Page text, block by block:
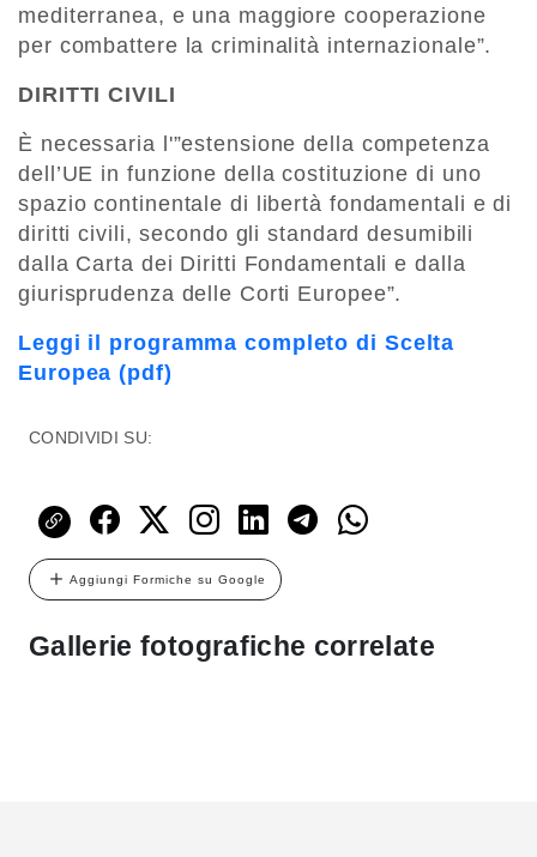
mediterranea, e una maggiore cooperazione
per combattere la criminalità internazionale”.
DIRITTI CIVILI
È necessaria l'”estensione della competenza
dell’UE in funzione della costituzione di uno
spazio continentale di libertà fondamentali e di
diritti civili, secondo gli standard desumibili
dalla Carta dei Diritti Fondamentali e dalla
giurisprudenza delle Corti Europee”.
Leggi il programma completo di Scelta
Europea (pdf)
CONDIVIDI SU:
Aggiungi Formiche su Google
Gallerie fotografiche correlate